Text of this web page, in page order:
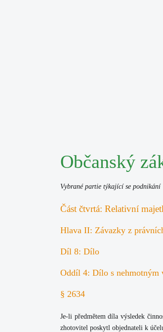
Občanský
Vybrané partie týkající se podnikání
Část čtvrtá: Relativní
Hlava II: Závazky z
Díl 8: Dílo
Oddíl 4: Dílo s nehmotným
§ 2634
Je-li předmětem díla výsledek
zhotovitel poskytl objednateli k